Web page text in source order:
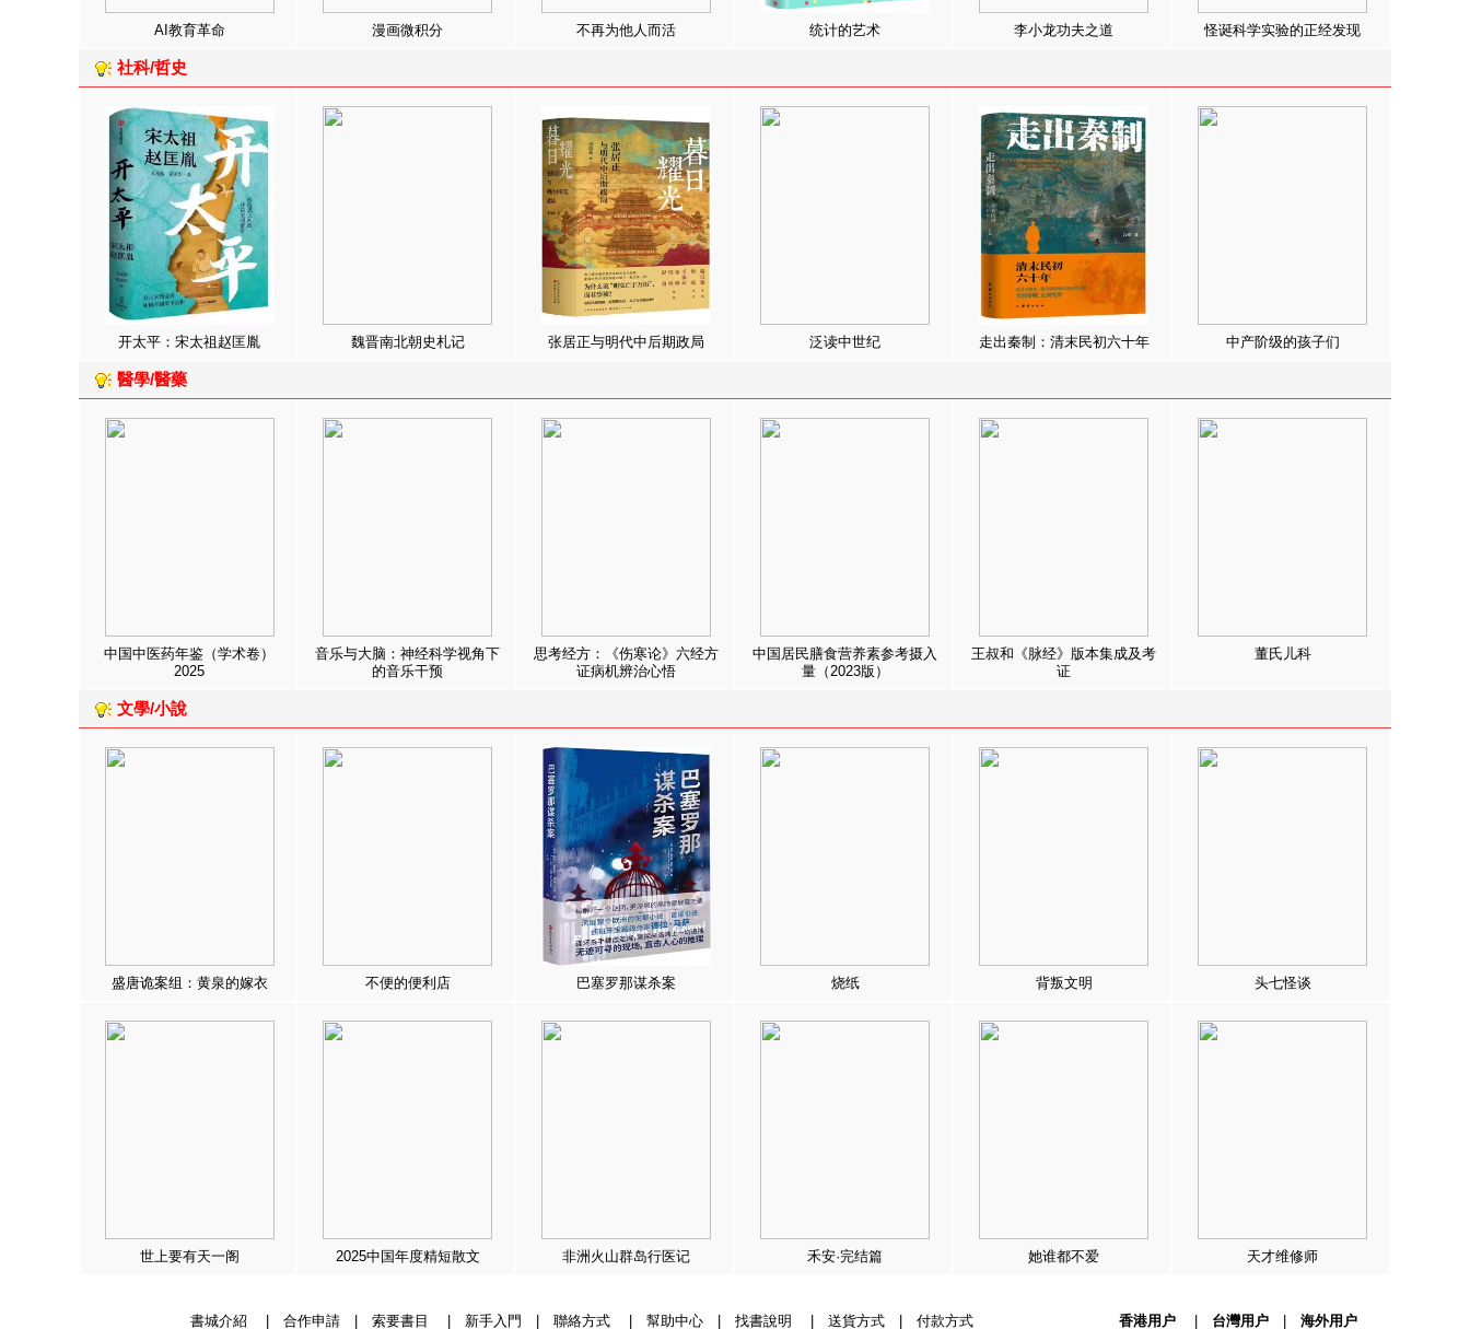
AI教育革命 漫画微积分 不再为他人而活 统计的艺术 李小龙功夫之道 怪诞科学实验的正经发现
社科/哲史
开太平：宋太祖赵匡胤 魏晋南北朝史札记 张居正与明代中后期政局 泛读中世纪 走出秦制：清末民初六十年 中产阶级的孩子们
醫學/醫藥
中国中医药年鉴（学术卷）
2025
音乐与大脑：神经科学视角下
的音乐干预
思考经方：《伤寒论》六经方
证病机辨治心悟
中国居民膳食营养素参考摄入
量（2023版）
王叔和《脉经》版本集成及考
证
董氏儿科
文學/小說
盛唐诡案组：黄泉的嫁衣 不便的便利店 巴塞罗那谋杀案 烧纸 背叛文明 头七怪谈
世上要有天一阁 2025中国年度精短散文 非洲火山群岛行医记 禾安·完结篇 她谁都不爱 天才维修师
書城介紹 合作申請| 索要書目 新手入門 聯絡方式| 幫助中心| 找書說明 送貨方式| 付款方式 香港用户| 台灣用户| 海外用户